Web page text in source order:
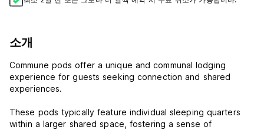
소개
Commune pods offer a unique and communal lodging
experience for guests seeking connection and shared
experiences.
These pods typically feature individual sleeping quarters
within a larger shared space, fostering a sense of